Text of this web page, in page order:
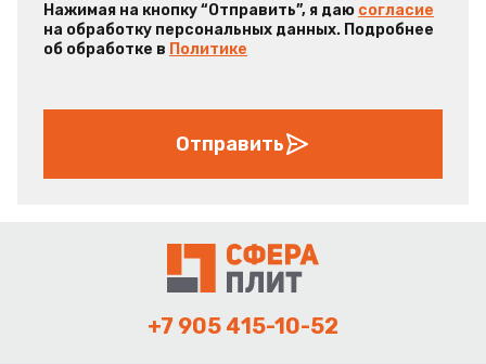
Нажимая на кнопку “Отправить”, я даю согласие
на обработку персональных данных. Подробнее
об обработке в Политике
Отправить
+7 905 415-10-52